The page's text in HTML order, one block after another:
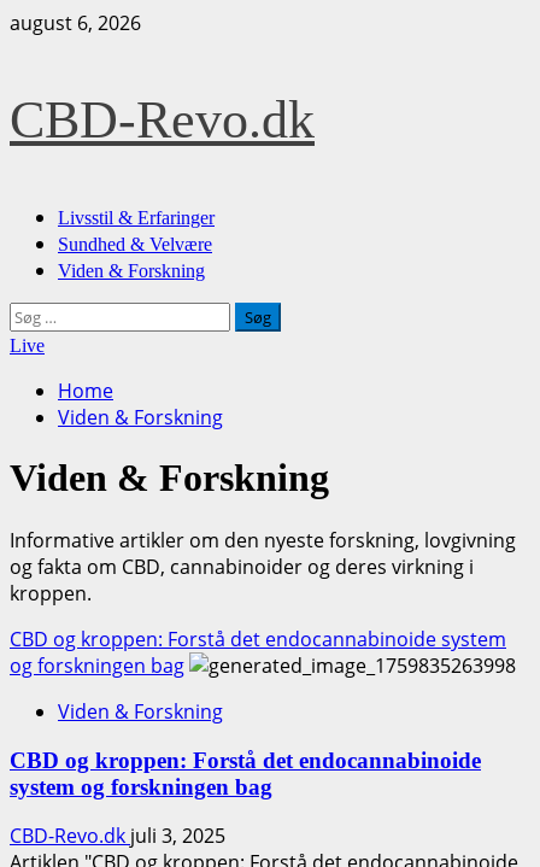
Skip
august 6, 2026
CBD-Revo.dk
Primary
Menu
Livsstil & Erfaringer
Sundhed & Velvære
Viden & Forskning
Søg
efter:
Live
Home
Viden & Forskning
Viden & Forskning
Informative artikler om den nyeste forskning, lovgivning
og fakta om CBD, cannabinoider og deres virkning i
kroppen.
CBD og kroppen: Forstå det endocannabinoide system
og forskningen bag
Viden & Forskning
CBD og kroppen: Forstå det endocannabinoide
system og forskningen bag
CBD-Revo.dk juli 3, 2025